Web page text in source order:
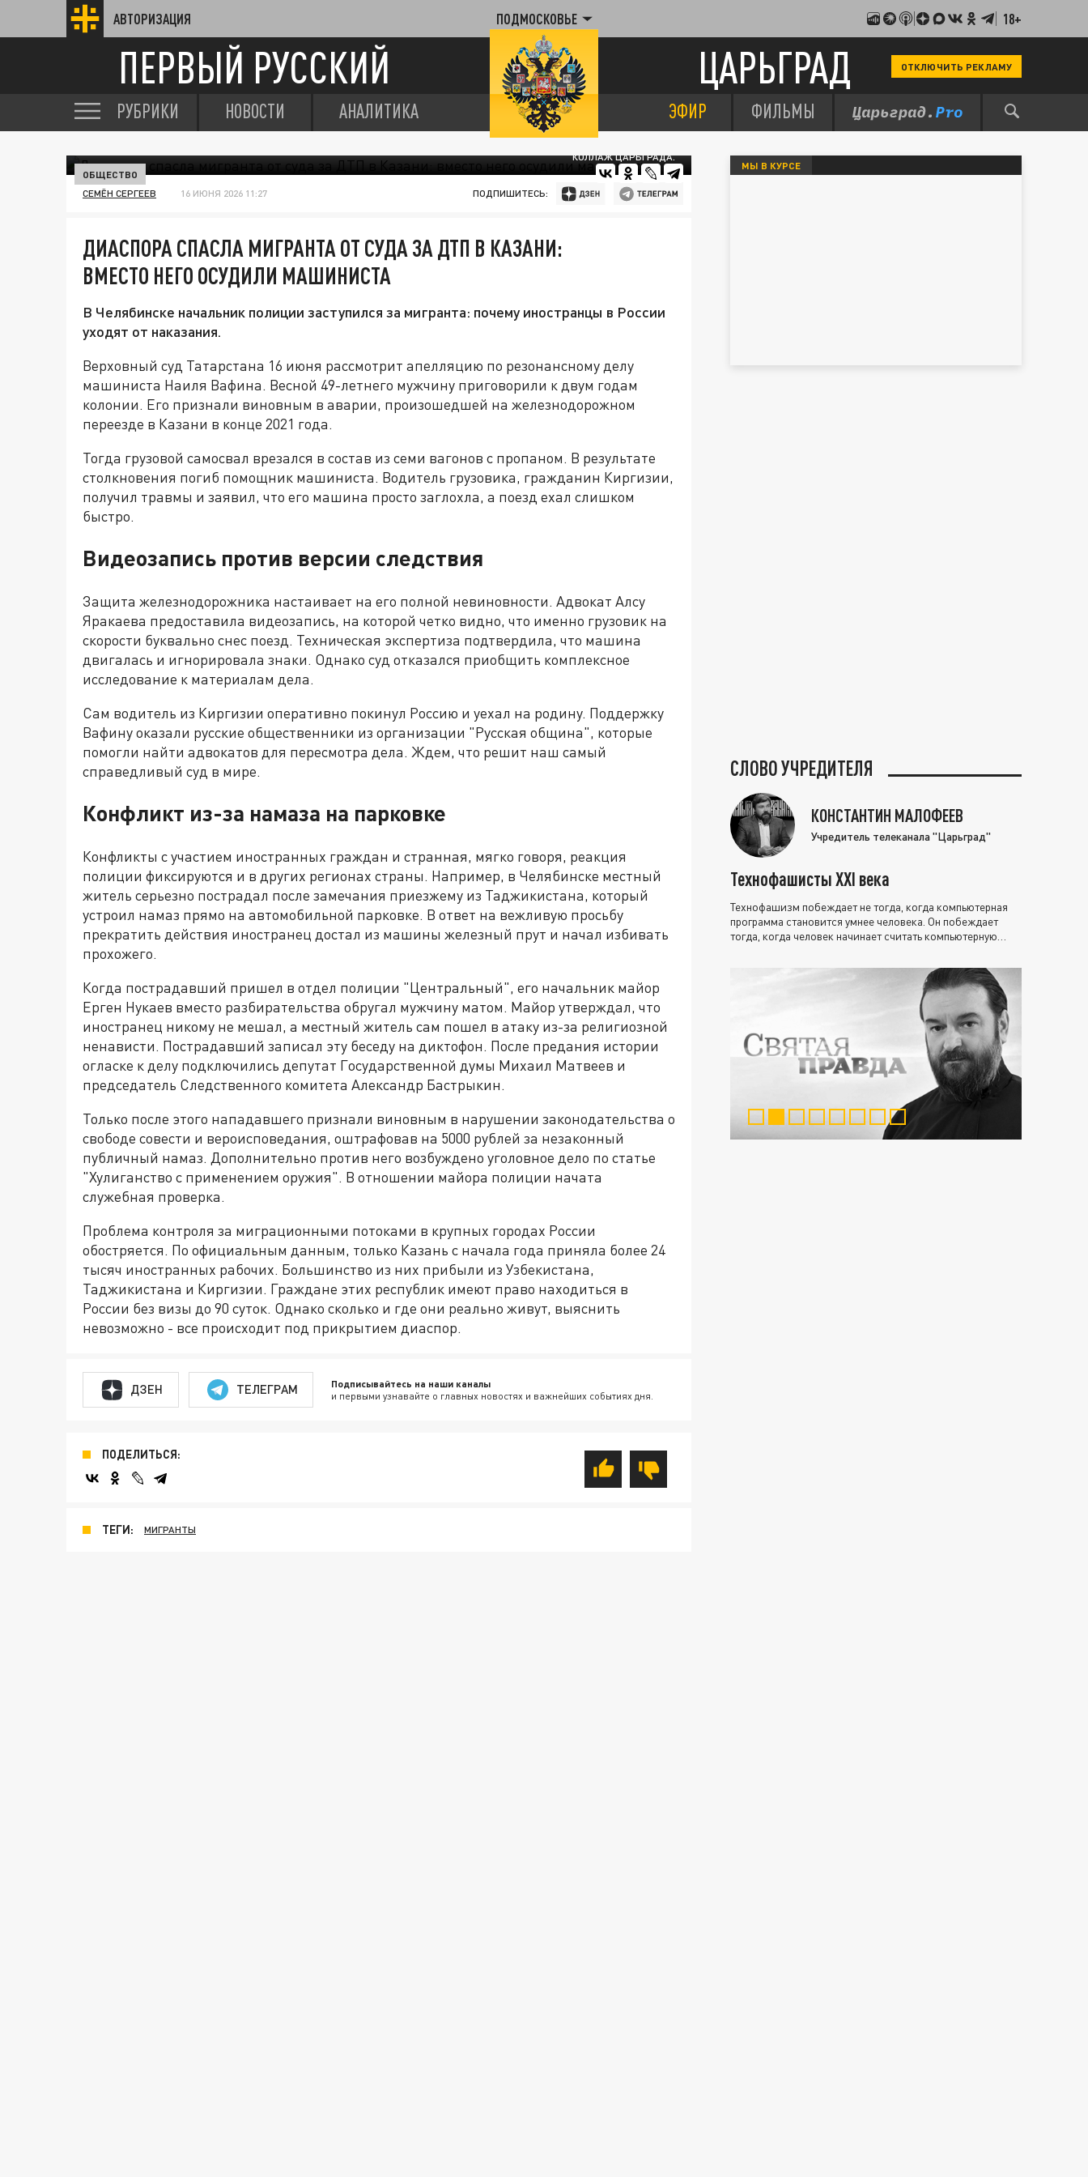
АВТОРИЗАЦИЯ ПОДМОСКОВЬЕ 18+
ПЕРВЫЙ РУССКИЙ ЦАРЬГРАД ОТКЛЮЧИТЬ РЕКЛАМУ
РУБРИКИ НОВОСТИ АНАЛИТИКА ЭФИР ФИЛЬМЫ
КОЛЛАЖ ЦАРЬГРАДА.
ОБЩЕСТВО
СЕМЁН СЕРГЕЕВ 16 ИЮНЯ 2026 11:27 ПОДПИШИТЕСЬ:
ДИАСПОРА СПАСЛА МИГРАНТА ОТ СУДА ЗА ДТП В КАЗАНИ:
ВМЕСТО НЕГО ОСУДИЛИ МАШИНИСТА
В Челябинске начальник полиции заступился за мигранта: почему иностранцы в России
уходят от наказания.
Верховный суд Татарстана 16 июня рассмотрит апелляцию по резонансному делу
машиниста Наиля Вафина. Весной 49-летнего мужчину приговорили к двум годам
колонии. Его признали виновным в аварии, произошедшей на железнодорожном
переезде в Казани в конце 2021 года.
Тогда грузовой самосвал врезался в состав из семи вагонов с пропаном. В результате
столкновения погиб помощник машиниста. Водитель грузовика, гражданин Киргизии,
получил травмы и заявил, что его машина просто заглохла, а поезд ехал слишком
быстро.
Видеозапись против версии следствия
Защита железнодорожника настаивает на его полной невиновности. Адвокат Алсу
Яракаева предоставила видеозапись, на которой четко видно, что именно грузовик на
скорости буквально снес поезд. Техническая экспертиза подтвердила, что машина
двигалась и игнорировала знаки. Однако суд отказался приобщить комплексное
исследование к материалам дела.
Сам водитель из Киргизии оперативно покинул Россию и уехал на родину. Поддержку
Вафину оказали русские общественники из организации "Русская община", которые
помогли найти адвокатов для пересмотра дела. Ждем, что решит наш самый
справедливый суд в мире.
Конфликт из-за намаза на парковке
Конфликты с участием иностранных граждан и странная, мягко говоря, реакция
полиции фиксируются и в других регионах страны. Например, в Челябинске местный
житель серьезно пострадал после замечания приезжему из Таджикистана, который
устроил намаз прямо на автомобильной парковке. В ответ на вежливую просьбу
прекратить действия иностранец достал из машины железный прут и начал избивать
прохожего.
Когда пострадавший пришел в отдел полиции "Центральный", его начальник майор
Ерген Нукаев вместо разбирательства обругал мужчину матом. Майор утверждал, что
иностранец никому не мешал, а местный житель сам пошел в атаку из-за религиозной
ненависти. Пострадавший записал эту беседу на диктофон. После предания истории
огласке к делу подключились депутат Государственной думы Михаил Матвеев и
председатель Следственного комитета Александр Бастрыкин.
Только после этого нападавшего признали виновным в нарушении законодательства о
свободе совести и вероисповедания, оштрафовав на 5000 рублей за незаконный
публичный намаз. Дополнительно против него возбуждено уголовное дело по статье
"Хулиганство с применением оружия". В отношении майора полиции начата
служебная проверка.
Проблема контроля за миграционными потоками в крупных городах России
обостряется. По официальным данным, только Казань с начала года приняла более 24
тысяч иностранных рабочих. Большинство из них прибыли из Узбекистана,
Таджикистана и Киргизии. Граждане этих республик имеют право находиться в
России без визы до 90 суток. Однако сколько и где они реально живут, выяснить
невозможно - все происходит под прикрытием диаспор.
ДЗЕН ТЕЛЕГРАМ Подписывайтесь на наши каналы
и первыми узнавайте о главных новостях и важнейших событиях дня.
ПОДЕЛИТЬСЯ:
ТЕГИ: МИГРАНТЫ
МЫ В КУРСЕ
СЛОВО УЧРЕДИТЕЛЯ
КОНСТАНТИН МАЛОФЕЕВ
Учредитель телеканала "Царьград"
Технофашисты XXI века
Технофашизм побеждает не тогда, когда компьютерная
программа становится умнее человека. Он побеждает
тогда, когда человек начинает считать компьютерную